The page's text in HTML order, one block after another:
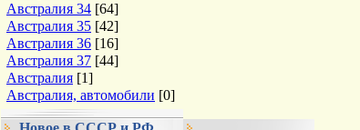
Австралия 34 [64]
Австралия 35 [42]
Австралия 36 [16]
Австралия 37 [44]
Австралия [1]
Австралия, автомобили [0]